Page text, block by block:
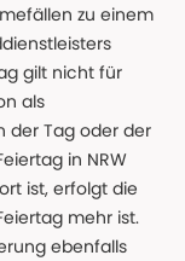
zu einem
gilt nicht für
als
der Tag oder der
in NRW
ist, erfolgt die
mehr ist.
ebenfalls